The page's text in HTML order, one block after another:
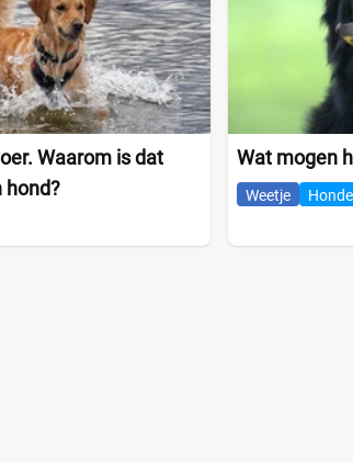
Waarom is dat
hond?
Wat mogen
Weetje